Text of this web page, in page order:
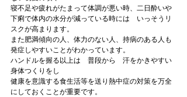
寝不足や疲れがたまって体調が悪い時、二日酔いや
下痢で体内の水分が減っている時には　いっそうリ
スクが高まります。
また肥満傾向の人、体力のない人、持病のある人も
発症しやすいことがわかっています。
ハンドルを握る以上は　普段から　汗をかきやすい
身体つくりをし
健康を意識する食生活等を送り熱中症の対策を万全
にしておくことが重要です。